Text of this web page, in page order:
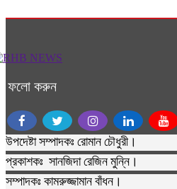
ফলো করুন
উপদেষ্টা সম্পাদকঃ রোমান চৌধুরী।
প্রকাশকঃ সানজিদা রেজিন মুন্নি।
সম্পাদকঃ কামরুজ্জামান বাঁধন।